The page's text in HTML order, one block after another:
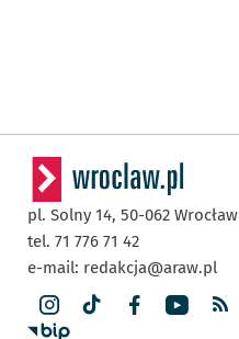
pl. Solny 14, 50-062 Wrocław
tel. 71 776 71 42
e-mail: redakcja@araw.pl